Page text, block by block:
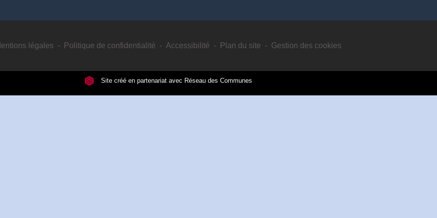
légales - Politique de confidentialité - Accessibilité - Plan du site - Gestion des cookies
Site créé en partenariat avec Réseau des Communes